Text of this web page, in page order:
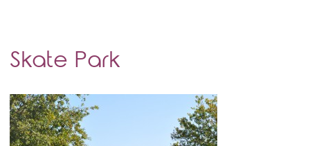
Skate Park